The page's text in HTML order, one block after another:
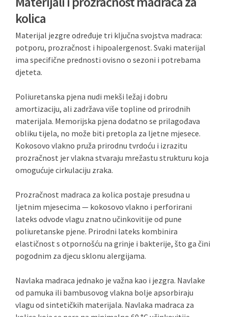
kolica
Materijal jezgre određuje tri ključna svojstva madraca:
potporu, prozračnost i hipoalergenost. Svaki materijal
ima specifične prednosti ovisno o sezoni i potrebama
djeteta.
Poliuretanska pjena nudi mekši ležaj i dobru
amortizaciju, ali zadržava više topline od prirodnih
materijala. Memorijska pjena dodatno se prilagođava
obliku tijela, no može biti pretopla za ljetne mjesece.
Kokosovo vlakno pruža prirodnu tvrdoću i izrazitu
prozračnost jer vlakna stvaraju mrežastu strukturu koja
omogućuje cirkulaciju zraka.
Prozračnost madraca za kolica postaje presudna u
ljetnim mjesecima — kokosovo vlakno i perforirani
lateks odvode vlagu znatno učinkovitije od pune
poliuretanske pjene. Prirodni lateks kombinira
elastičnost s otpornošću na grinje i bakterije, što ga čini
pogodnim za djecu sklonu alergijama.
Navlaka madraca jednako je važna kao i jezgra. Navlake
od pamuka ili bambusovog vlakna bolje apsorbiraju
vlagu od sintetičkih materijala. Navlaka madraca za